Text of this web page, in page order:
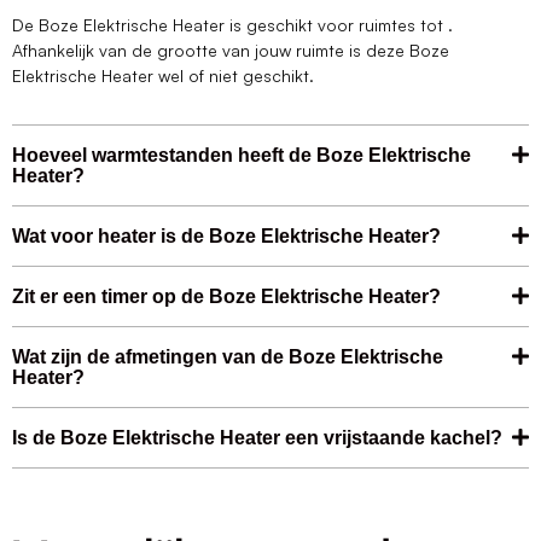
De Boze Elektrische Heater is geschikt voor ruimtes tot .
Afhankelijk van de grootte van jouw ruimte is deze Boze
Elektrische Heater wel of niet geschikt.
Hoeveel warmtestanden heeft de Boze Elektrische
Heater?
Wat voor heater is de Boze Elektrische Heater?
Zit er een timer op de Boze Elektrische Heater?
Wat zijn de afmetingen van de Boze Elektrische
Heater?
Is de Boze Elektrische Heater een vrijstaande kachel?